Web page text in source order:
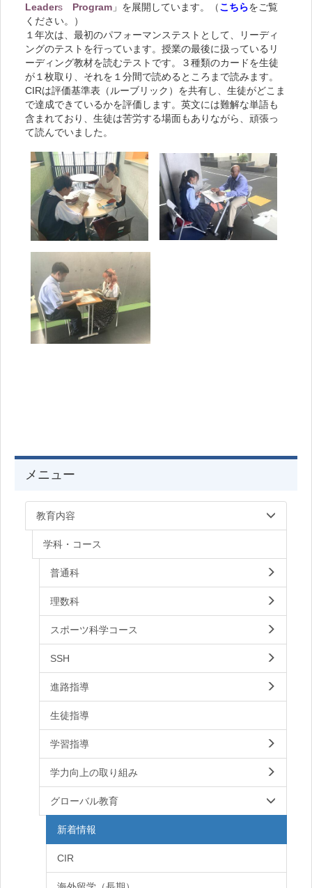
Leaders Program 」を展開しています。（こちらをご覧
ください。）
１年次は、最初のパフォーマンステストとして、リーディ
ングのテストを行っています。授業の最後に扱っているリ
ーディング教材を読むテストです。３種類のカードを生徒
が１枚取り、それを１分間で読めるところまで読みます。
CIRは評価基準表（ルーブリック）を共有し、生徒がどこま
で達成できているかを評価します。英文には難解な単語も
含まれており、生徒は苦労する場面もありながら、頑張っ
て読んでいました。
メニュー
教育内容
学科・コース
普通科
理数科
スポーツ科学コース
SSH
進路指導
生徒指導
学習指導
学力向上の取り組み
グローバル教育
新着情報
CIR